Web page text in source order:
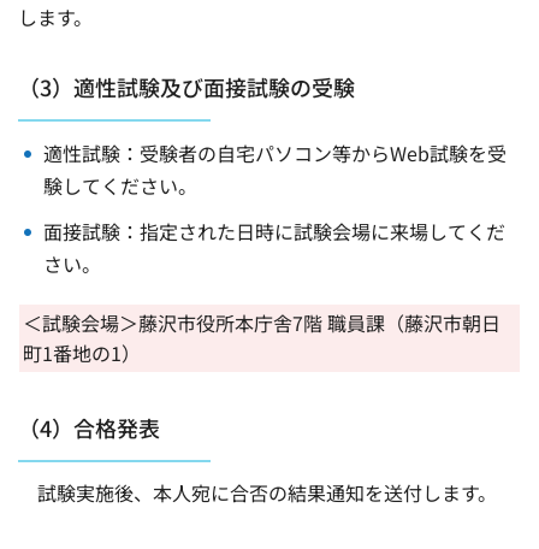
します。
（3）適性試験及び面接試験の受験
適性試験：受験者の自宅パソコン等からWeb試験を受
験してください。
面接試験：指定された日時に試験会場に来場してくだ
さい。
＜試験会場＞藤沢市役所本庁舎7階 職員課（藤沢市朝日
町1番地の1）
（4）合格発表
試験実施後、本人宛に合否の結果通知を送付します。